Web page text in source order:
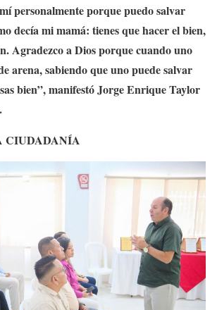
personalmente porque puedo salvar
decía mi mamá: tienes que hacer el bien,
Agradezco a Dios porque cuando uno
arena, sabiendo que uno puede salvar
bien”, manifestó Jorge Enrique Taylor